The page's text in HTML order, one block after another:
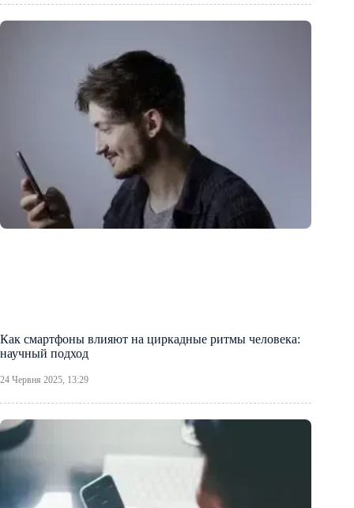
Как смартфоны влияют на циркадные ритмы человека:
научный подход
24 Червня 2025, 13:29